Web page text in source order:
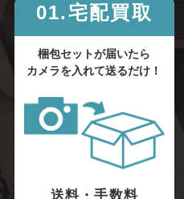
01.宅配買取
梱包セットが届いたら
カメラを入れて送るだけ！
送料・手数料